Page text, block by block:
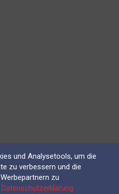
und Analysetools, um die
zu verbessern und die
zu
Datenschutzerklärung